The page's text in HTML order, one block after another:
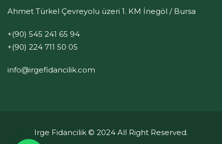
Ahmet Türkel Çevreyolu üzeri 1. KM İnegöl / Bursa
+(90) 545 241 65 94
+(90) 224 711 50 05
info@irgefidancilik.com
Irge Fidancilik © 2024 All Right Reserved.